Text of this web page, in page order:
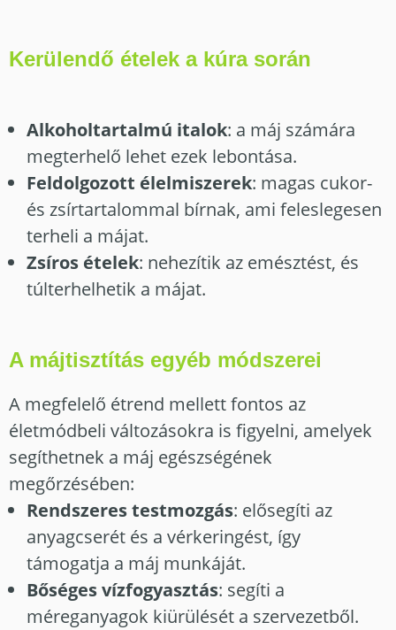
Kerülendő ételek a kúra során
Alkoholtartalmú italok: a máj számára
megterhelő lehet ezek lebontása.
Feldolgozott élelmiszerek: magas cukor-
és zsírtartalommal bírnak, ami feleslegesen
terheli a májat.
Zsíros ételek: nehezítik az emésztést, és
túlterhelhetik a májat.
A májtisztítás egyéb módszerei
A megfelelő étrend mellett fontos az
életmódbeli változásokra is figyelni, amelyek
segíthetnek a máj egészségének
megőrzésében:
Rendszeres testmozgás: elősegíti az
anyagcserét és a vérkeringést, így
támogatja a máj munkáját.
Bőséges vízfogyasztás: segíti a
méreganyagok kiürülését a szervezetből.